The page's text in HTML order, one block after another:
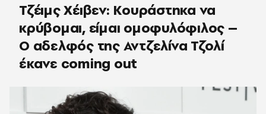
Τζέιμς Χέιβεν: Κουράστηκα να
κρύβομαι, είμαι ομοφυλόφιλος –
Ο αδελφός της Αντζελίνα Τζολί
έκανε coming out